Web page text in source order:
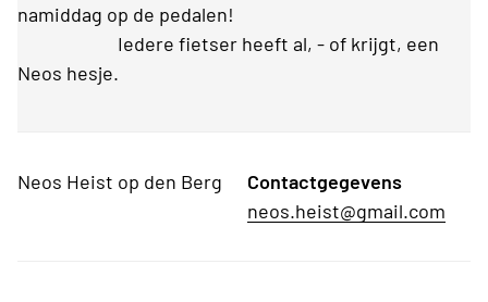
namiddag op de pedalen!
Iedere fietser heeft al, - of krijgt, een
Neos hesje.
Neos Heist op den Berg
Contactgegevens
neos.heist@gmail.com